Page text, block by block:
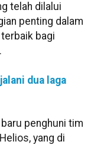
telah dilalui
penting dalam
bagi
dua laga
penghuni tim
yang di